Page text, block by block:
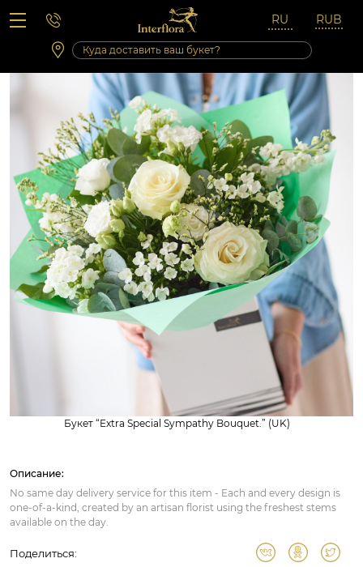
Вопросы-ответы
Сб 10:00 ‐ 14:00
Выходные и праздничные дни
Букет “Extra Special Sympathy Bouquet.” (UK)
Описание:
No same day delivery service for this item - Each and every design is
one-of-a-kind, created by an artisan florist using the freshest stems
available on the day.
Поделиться: